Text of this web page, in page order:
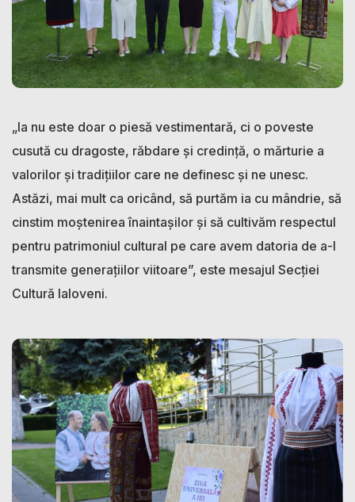
„Ia nu este doar o piesă vestimentară, ci o poveste
cusută cu dragoste, răbdare și credință, o mărturie a
valorilor și tradițiilor care ne definesc și ne unesc.
Astăzi, mai mult ca oricând, să purtăm ia cu mândrie, să
cinstim moștenirea înaintașilor și să cultivăm respectul
pentru patrimoniul cultural pe care avem datoria de a-l
transmite generațiilor viitoare”, este mesajul Secției
Cultură Ialoveni.